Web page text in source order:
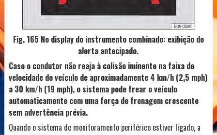
Fig. 165 No display do instrumento combinado: exibição do
alerta antecipado.
Caso o condutor não reaja à colisão iminente na faixa de
velocidade do veículo de aproximadamente 4 km/h (2,5 mph)
a 30 km/h (19 mph), o sistema pode frear o veículo
automaticamente com uma força de frenagem crescente
sem advertência prévia.
Quando o sistema de monitoramento periférico estiver ligado, a